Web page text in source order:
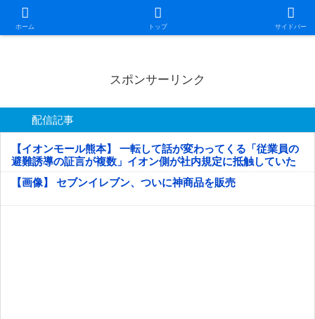
ホーム トップ サイドバー
日本第一！ニュース録
スポンサーリンク
配信記事
【イオンモール熊本】 一転して話が変わってくる「従業員の
避難誘導の証言が複数」イオン側が社内規定に抵触していた
疑い
【画像】 セブンイレブン、ついに神商品を販売